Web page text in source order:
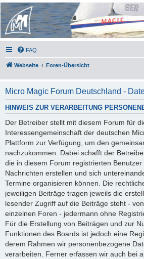
Micro Magic Forum
Deutschland
FAQ
Webseite Foren-Übersicht
Micro Magic Forum Deutschland -
HINWEIS ZUR VERARBEITUNG
Der Betreiber stellt mit diesem Forum für
Interessengemeinschaft der deutschen
Plattform zur Verfügung, um den
nachzukommen. Dabei schafft der
die in diesem Forum registrierten Benutzer
Nachrichten erstellen und sich
Termine organisieren können. Die
jeweiligen Beiträge tragen jeweils die
lesender Zugriff auf die Beiträge steht -
einzelnen Foren - jedermann ohne
Für die Erstellung von Beiträgen und zur
Funktionen des Boards ist jedoch eine
derem Rahmen wir personenbezogene
verarbeiten. Ferner erfassen wir auch bei